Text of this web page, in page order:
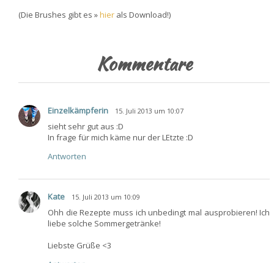
(Die Brushes gibt es »hier als Download!)
Kommentare
Einzelkämpferin 15. Juli 2013 um 10:07
sieht sehr gut aus :D
In frage für mich käme nur der LEtzte :D
Antworten
Kate 15. Juli 2013 um 10:09
Ohh die Rezepte muss ich unbedingt mal ausprobieren! Ich
liebe solche Sommergetränke!
Liebste Grüße <3